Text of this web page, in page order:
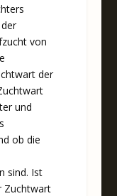
von
der
und
ob die
sind. Ist
Zuchtwart